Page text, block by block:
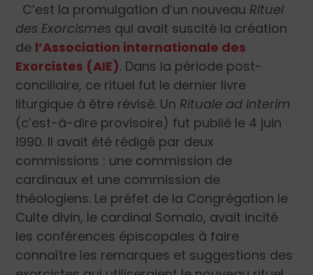
C’est la promulgation d’un nouveau Rituel
des Exorcismes qui avait suscité la création
de l’Association internationale des
Exorcistes (AIE). Dans la période post-
conciliaire, ce rituel fut le dernier livre
liturgique à être révisé. Un Rituale ad interim
(c’est-à-dire provisoire) fut publié le 4 juin
1990. Il avait été rédigé par deux
commissions : une commission de
cardinaux et une commission de
théologiens. Le préfet de la Congrégation le
Culte divin, le cardinal Somalo, avait incité
les conférences épiscopales à faire
connaître les remarques et suggestions des